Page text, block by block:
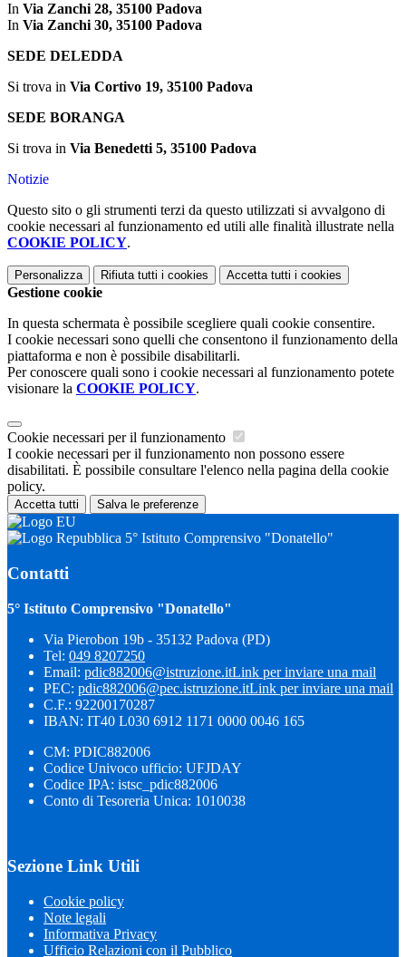
In Via Zanchi 28, 35100 Padova
In Via Zanchi 30, 35100 Padova
SEDE DELEDDA
Si trova in Via Cortivo 19, 35100 Padova
SEDE BORANGA
Si trova in Via Benedetti 5, 35100 Padova
Notizie
Questo sito o gli strumenti terzi da questo utilizzati si avvalgono di
cookie necessari al funzionamento ed utili alle finalità illustrate nella
COOKIE POLICY.
Personalizza Rifiuta tutti i cookies Accetta tutti i cookies
Gestione cookie
In questa schermata è possibile scegliere quali cookie consentire.
I cookie necessari sono quelli che consentono il funzionamento della
piattaforma e non è possibile disabilitarli.
Per conoscere quali sono i cookie necessari al funzionamento potete
visionare la COOKIE POLICY.
Cookie necessari per il funzionamento
I cookie necessari per il funzionamento non possono essere
disabilitati. È possibile consultare l'elenco nella pagina della cookie
policy.
Accetta tutti Salva le preferenze
5° Istituto Comprensivo "Donatello"
Contatti
5° Istituto Comprensivo "Donatello"
Via Pierobon 19b - 35132 Padova (PD)
Tel: 049 8207250
Email: pdic882006@istruzione.itLink per inviare una mail
PEC: pdic882006@pec.istruzione.itLink per inviare una mail
C.F.: 92200170287
IBAN: IT40 L030 6912 1171 0000 0046 165
CM: PDIC882006
Codice Univoco ufficio: UFJDAY
Codice IPA: istsc_pdic882006
Conto di Tesoreria Unica: 1010038
Sezione Link Utili
Cookie policy
Note legali
Informativa Privacy
Ufficio Relazioni con il Pubblico